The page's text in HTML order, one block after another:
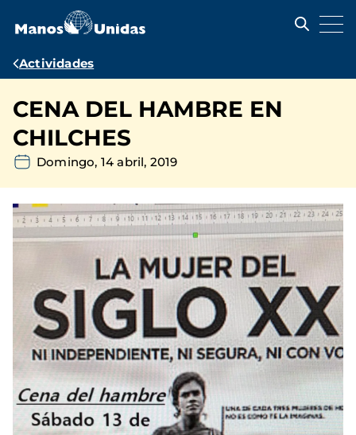
contenido
Ruta
navegación
Actividades
CENA DEL HAMBRE EN
CHILCHES
Domingo, 14 abril, 2019